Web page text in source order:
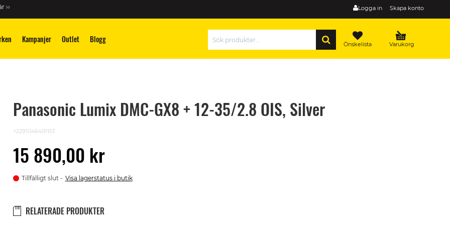
Logga in Skapa konto
››
Kampanjer Outlet Blogg Varukorg
Önskelista
Panasonic Lumix DMC-GX8 + 12-35/2.8 OIS, Silver
+229104641PR3
15 890,00 kr
Tillfälligt slut Visa lagerstatus i butik
RELATERADE PRODUKTER